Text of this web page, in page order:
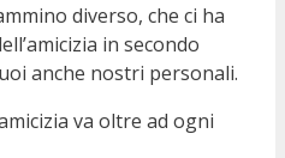
diverso, che ci ha
in secondo
anche nostri personali.
va oltre ad ogni